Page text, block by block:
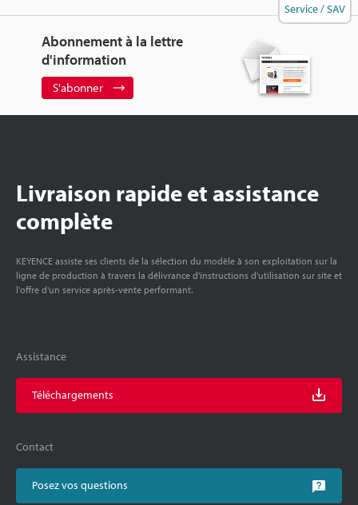
Abonnement à la lettre
d'information
S'abonner
Livraison rapide et assistance
complète
KEYENCE assiste ses clients de la sélection du modèle à son exploitation sur la
ligne de production à travers la délivrance d'instructions d'utilisation sur site et
l'offre d'un service après-vente performant.
Assistance
Téléchargements
Contact
Posez vos questions
Service / SAV